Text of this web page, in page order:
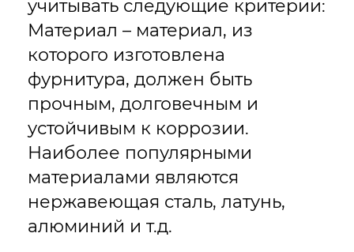
учитывать следующие критерии:
Материал – материал, из
которого изготовлена
фурнитура, должен быть
прочным, долговечным и
устойчивым к коррозии.
Наиболее популярными
материалами являются
нержавеющая сталь, латунь,
алюминий и т.д.